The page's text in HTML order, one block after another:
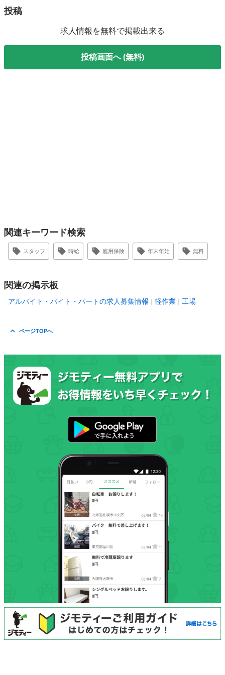
投稿
求人情報を無料で掲載出来る
投稿画面へ (無料)
関連キーワード検索
スタッフ 時給 雇用保険 年末年始 無料
関連の掲示板
アルバイト・バイト・パートの求人募集情報 軽作業 工場
ページTOPへ